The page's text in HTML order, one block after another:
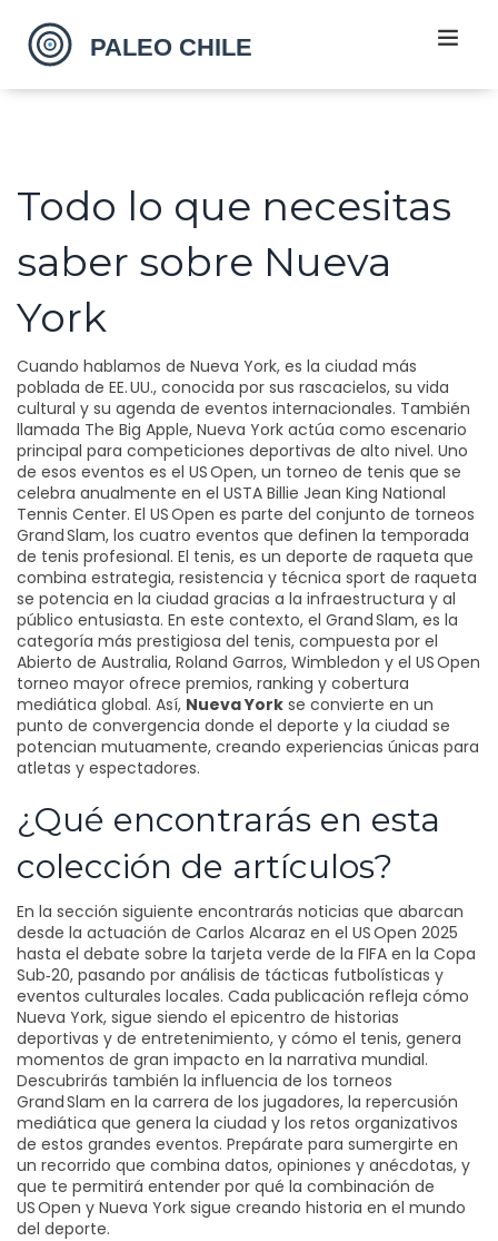
Todo lo que necesitas
saber sobre Nueva
York
Cuando hablamos de Nueva York, es la ciudad más
poblada de EE. UU., conocida por sus rascacielos, su vida
cultural y su agenda de eventos internacionales. También
llamada The Big Apple, Nueva York actúa como escenario
principal para competiciones deportivas de alto nivel. Uno
de esos eventos es el US Open, un torneo de tenis que se
celebra anualmente en el USTA Billie Jean King National
Tennis Center. El US Open es parte del conjunto de torneos
Grand Slam, los cuatro eventos que definen la temporada
de tenis profesional. El tenis, es un deporte de raqueta que
combina estrategia, resistencia y técnica sport de raqueta
se potencia en la ciudad gracias a la infraestructura y al
público entusiasta. En este contexto, el Grand Slam, es la
categoría más prestigiosa del tenis, compuesta por el
Abierto de Australia, Roland Garros, Wimbledon y el US Open
torneo mayor ofrece premios, ranking y cobertura
mediática global. Así, Nueva York se convierte en un
punto de convergencia donde el deporte y la ciudad se
potencian mutuamente, creando experiencias únicas para
atletas y espectadores.
¿Qué encontrarás en esta
colección de artículos?
En la sección siguiente encontrarás noticias que abarcan
desde la actuación de Carlos Alcaraz en el US Open 2025
hasta el debate sobre la tarjeta verde de la FIFA en la Copa
Sub‑20, pasando por análisis de tácticas futbolísticas y
eventos culturales locales. Cada publicación refleja cómo
Nueva York, sigue siendo el epicentro de historias
deportivas y de entretenimiento, y cómo el tenis, genera
momentos de gran impacto en la narrativa mundial.
Descubrirás también la influencia de los torneos
Grand Slam en la carrera de los jugadores, la repercusión
mediática que genera la ciudad y los retos organizativos
de estos grandes eventos. Prepárate para sumergirte en
un recorrido que combina datos, opiniones y anécdotas, y
que te permitirá entender por qué la combinación de
US Open y Nueva York sigue creando historia en el mundo
del deporte.